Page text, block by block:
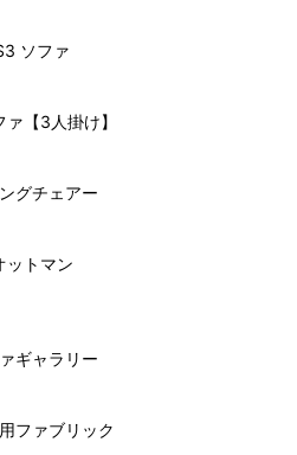
ソファ
【3人掛け】
グチェアー
ットマン
ギャラリー
ファブリック